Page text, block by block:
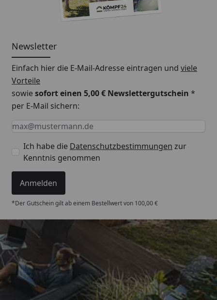
Newsletter
Einfach hier die E-Mail-Adresse eintragen und viele
Vorteile
sowiesofort einen 5,00 € Newslettergutschein *
per E-Mail sichern:
Keine Eingabe erforderlich
Eingabe erforderlich
E-Mail *
Ich habe die Datenschutzbestimmungen zur
Kenntnis genommen
Anmelden
*Der Gutschein gilt ab einem Bestellwert von 100,00 €
Trusted Shops
4,93/ 5